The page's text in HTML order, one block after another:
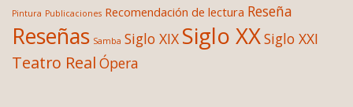
Pintura Publicaciones Recomendación de lectura Reseña
Reseñas Samba Siglo XIX Siglo XXSiglo XXI
Teatro Real Ópera